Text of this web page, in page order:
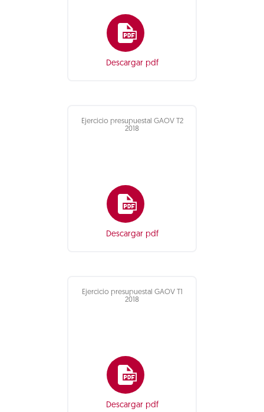
Descargar pdf
Ejercicio presupuestal GAOV T2
2018
Descargar pdf
Ejercicio presupuestal GAOV T1
2018
Descargar pdf